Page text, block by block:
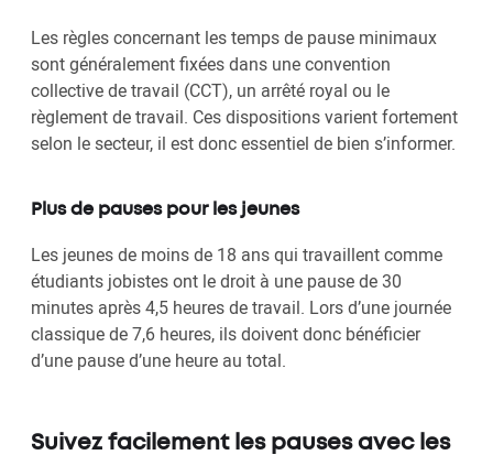
Les règles concernant les temps de pause minimaux
sont généralement fixées dans une convention
collective de travail (CCT), un arrêté royal ou le
règlement de travail. Ces dispositions varient fortement
selon le secteur, il est donc essentiel de bien s’informer.
Plus de pauses pour les jeunes
Les jeunes de moins de 18 ans qui travaillent comme
étudiants jobistes ont le droit à une pause de 30
minutes après 4,5 heures de travail. Lors d’une journée
classique de 7,6 heures, ils doivent donc bénéficier
d’une pause d’une heure au total.
Suivez facilement les pauses avec les